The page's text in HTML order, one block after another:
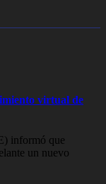
virtual de
informó que
un nuevo